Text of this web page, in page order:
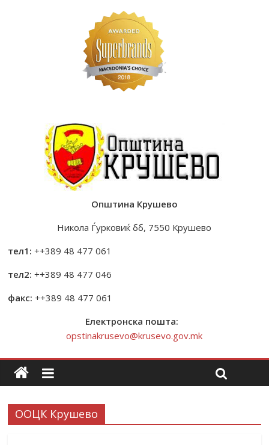
Општина Крушево
Никола Ѓурковиќ бб, 7550 Крушево
тел1: ++389 48 477 061
тел2: ++389 48 477 046
факс: ++389 48 477 061
Електронска пошта:
opstinakrusevo@krusevo.gov.mk
ООЦК Крушево